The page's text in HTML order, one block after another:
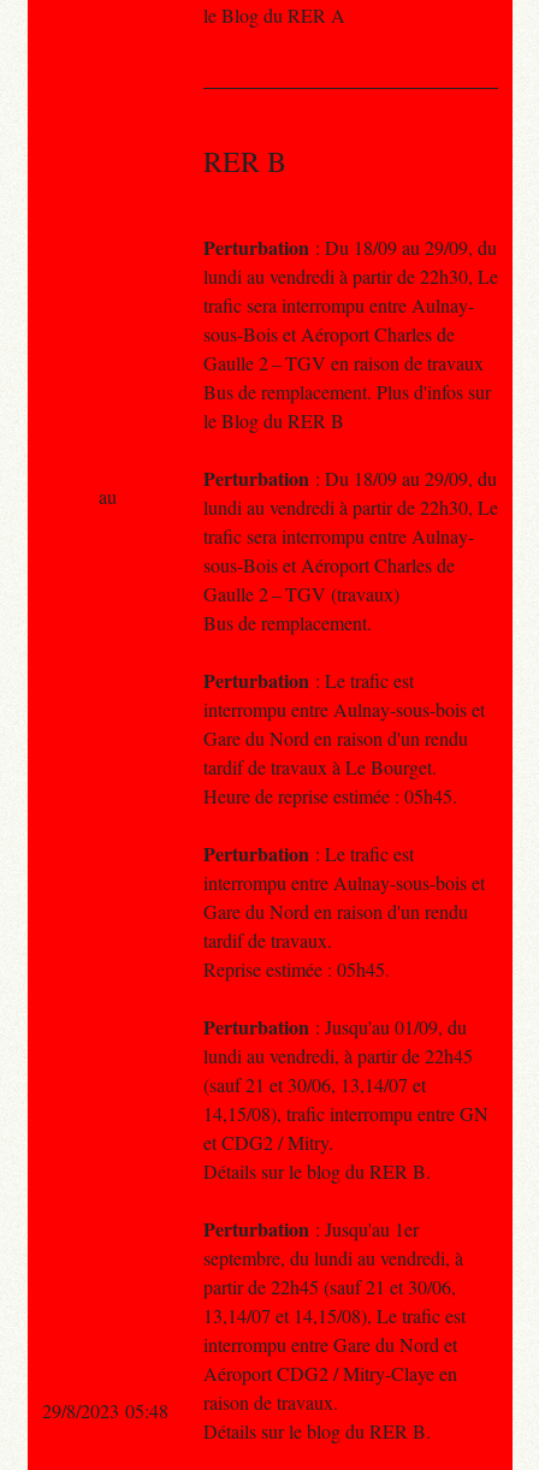
le Blog du RER A
RER B
Perturbation : Du 18/09 au 29/09, du
lundi au vendredi à partir de 22h30, Le
trafic sera interrompu entre Aulnay-
sous-Bois et Aéroport Charles de
Gaulle 2 – TGV en raison de travaux
Bus de remplacement. Plus d'infos sur
le Blog du RER B
Perturbation : Du 18/09 au 29/09, du
lundi au vendredi à partir de 22h30, Le
trafic sera interrompu entre Aulnay-
sous-Bois et Aéroport Charles de
Gaulle 2 – TGV (travaux)
Bus de remplacement.
Perturbation : Le trafic est
interrompu entre Aulnay-sous-bois et
Gare du Nord en raison d'un rendu
tardif de travaux à Le Bourget.
Heure de reprise estimée : 05h45.
Perturbation : Le trafic est
interrompu entre Aulnay-sous-bois et
Gare du Nord en raison d'un rendu
tardif de travaux.
Reprise estimée : 05h45.
Perturbation : Jusqu'au 01/09, du
lundi au vendredi, à partir de 22h45
(sauf 21 et 30/06, 13,14/07 et
14,15/08), trafic interrompu entre GN
et CDG2 / Mitry.
Détails sur le blog du RER B.
Perturbation : Jusqu'au 1er
septembre, du lundi au vendredi, à
partir de 22h45 (sauf 21 et 30/06,
13,14/07 et 14,15/08), Le trafic est
interrompu entre Gare du Nord et
Aéroport CDG2 / Mitry-Claye en
raison de travaux.
Détails sur le blog du RER B.
au
29/8/2023 05:48